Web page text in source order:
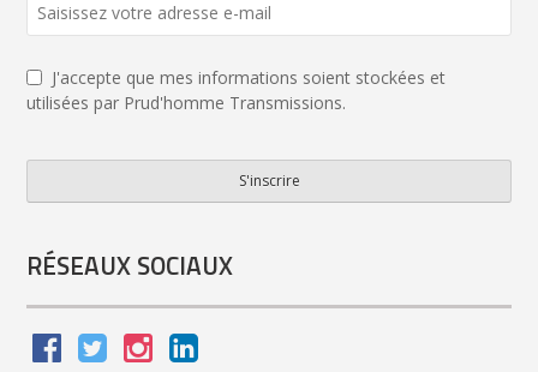
J'accepte que mes informations soient stockées et
utilisées par Prud'homme Transmissions.
S'inscrire
RÉSEAUX SOCIAUX